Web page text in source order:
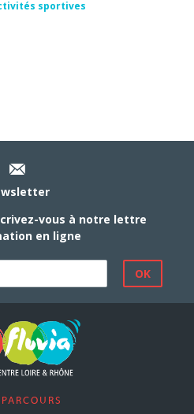
sportives
vous à notre lettre
en ligne